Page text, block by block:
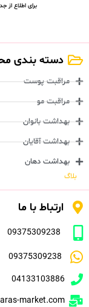
برای اطلاع از
دسته بندی
مراقبت پوست
مراقبت مو
بهداشت بانوان
بهداشت آقایان
بهداشت دهان
بلاگ
ارتباط با ما
09375309238
09375309238
04133103886
market.com